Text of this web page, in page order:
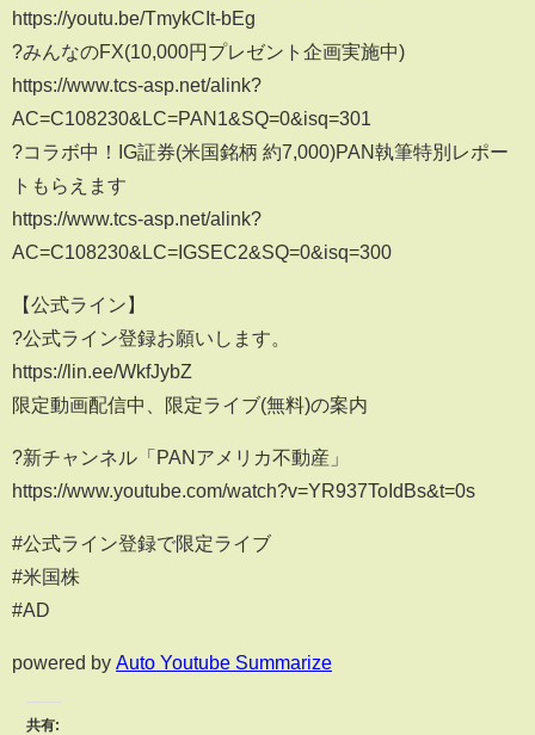
https://youtu.be/TmykCIt-bEg
?みんなのFX(10,000円プレゼント企画実施中)
https://www.tcs-asp.net/alink?
AC=C108230&LC=PAN1&SQ=0&isq=301
?コラボ中！IG証券(米国銘柄 約7,000)PAN執筆特別レポー
トもらえます
https://www.tcs-asp.net/alink?
AC=C108230&LC=IGSEC2&SQ=0&isq=300
【公式ライン】
?公式ライン登録お願いします。
https://lin.ee/WkfJybZ
限定動画配信中、限定ライブ(無料)の案内
?新チャンネル「PANアメリカ不動産」
https://www.youtube.com/watch?v=YR937ToIdBs&t=0s
#公式ライン登録で限定ライブ
#米国株
#AD
powered by Auto Youtube Summarize
共有: